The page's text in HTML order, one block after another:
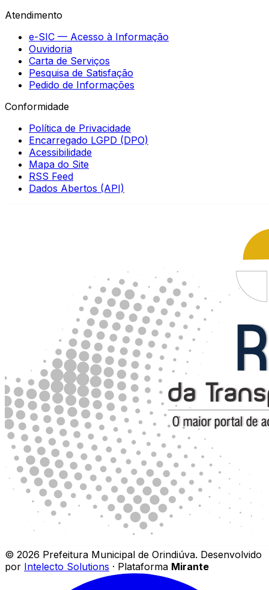
Atendimento
e-SIC — Acesso à Informação
Ouvidoria
Carta de Serviços
Pesquisa de Satisfação
Pedido de Informações
Conformidade
Política de Privacidade
Encarregado LGPD (DPO)
Acessibilidade
Mapa do Site
RSS Feed
Dados Abertos (API)
© 2026 Prefeitura Municipal de Orindiúva. Desenvolvido
por Intelecto Solutions · Plataforma Mirante